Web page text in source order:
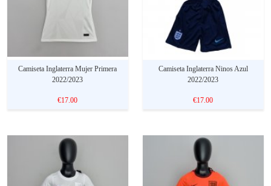
Camiseta Inglaterra Mujer Primera
2022/2023
€17.00
Camiseta Inglaterra Ninos Azul
2022/2023
€17.00